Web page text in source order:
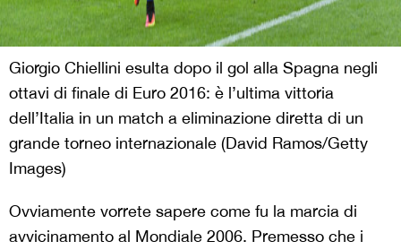
Giorgio Chiellini esulta dopo il gol alla Spagna negli
ottavi di finale di Euro 2016: è l’ultima vittoria
dell’Italia in un match a eliminazione diretta di un
grande torneo internazionale (David Ramos/Getty
Images)
Ovviamente vorrete sapere come fu la marcia di
avvicinamento al Mondiale 2006. Premesso che i